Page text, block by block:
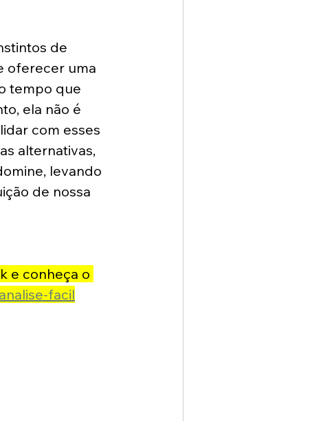
de
oferecer uma
tempo que
ela não é
com esses
alternativas,
levando
de nossa
e conheça o
facil